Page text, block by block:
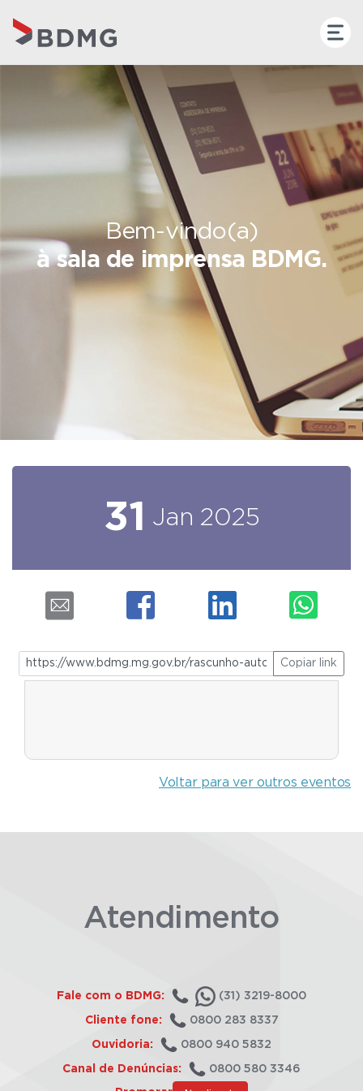
Bem-vindo(a)
à sala de imprensa BDMG.
31 Jan 2025
Copiar link
Voltar para ver outros eventos
Atendimento
Fale com o BDMG: (31) 3219-8000
Cliente fone: 0800 283 8337
Ouvidoria: 0800 940 5832
Canal de Denúncias: 0800 580 3346